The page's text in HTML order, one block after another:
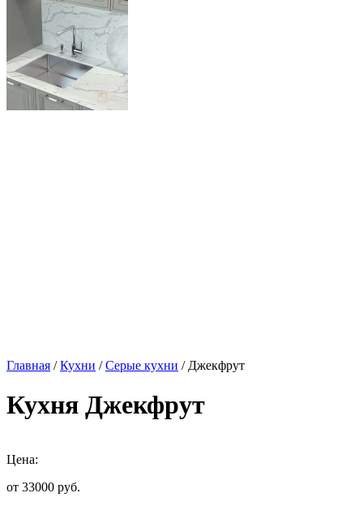
Главная /Кухни /Серые кухни / Джекфрут
Кухня Джекфрут
Цена:
от 33000 руб.